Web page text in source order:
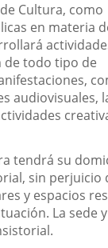
Cultura, como
en materia
de todo tipo de
audiovisuales,
tendrá su
sin perjuicio
y espacios
La sede y